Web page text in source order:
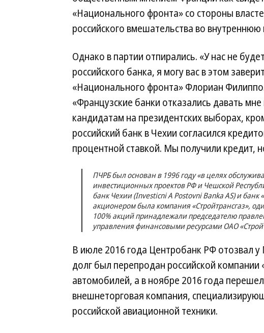
«Национального фронта» со стороны
российского вмешательства во
Однако в партии отпирались. «У нас не
российского банка, я могу вас в этом
«Национального фронта» Флориан
«Французские банки отказались давать
кандидатам на президентских выборах,
российский банк в Чехии согласился
процентной ставкой. Мы получили кредит,
ПЧРБ был основан в 1996 году «в целях
инвестиционных проектов РФ и Чешской
банк Чехии (Investicni A Postovni Banka AS) и
акционером была компания «Стройтрансгаз»,
100% акций принадлежали председателю
управления финансовыми ресурсами ОАО
В июле 2016 года Центробанк РФ отозвал
долг был перепродан российской
автомобилей, а в ноябре 2016 года
внешнеторговая компания,
российской авиационной техники.